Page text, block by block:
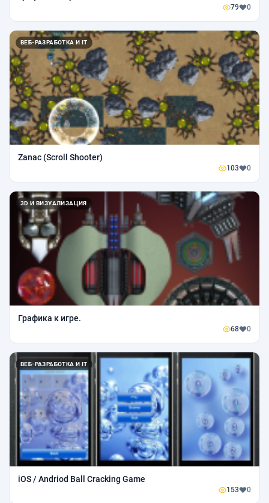
79 0
ВЕБ-РАЗРАБОТКА И IT
Zanac (Scroll Shooter)
103 0
3D И ВИЗУАЛИЗАЦИЯ
Графика к игре.
68 0
ВЕБ-РАЗРАБОТКА И IT
iOS / Andriod Ball Cracking Game
153 0